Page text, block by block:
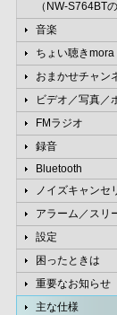
（NW-S764BTの
音楽
ちょい聴きmora
おまかせチャン
ビデオ／写真／
FMラジオ
録音
Bluetooth
ノイズキャンセ
アラーム／スリ
設定
困ったときは
重要なお知らせ
主な仕様